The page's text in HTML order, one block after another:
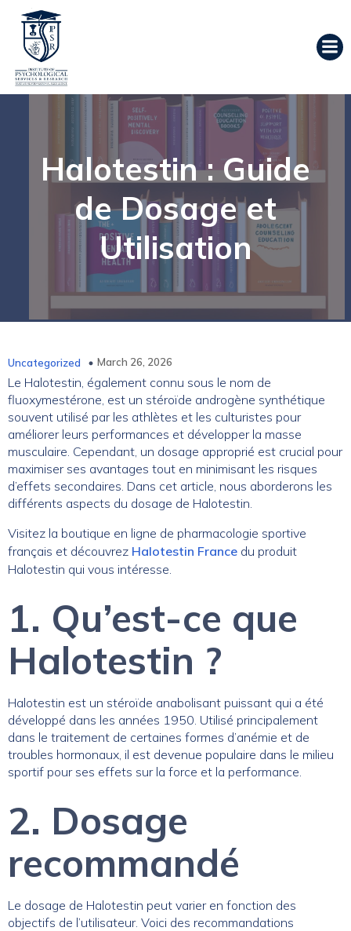
Halotestin : Guide
de Dosage et
Utilisation
Uncategorized March 26, 2026
Le Halotestin, également connu sous le nom de
fluoxymestérone, est un stéroïde androgène synthétique
souvent utilisé par les athlètes et les culturistes pour
améliorer leurs performances et développer la masse
musculaire. Cependant, un dosage approprié est crucial pour
maximiser ses avantages tout en minimisant les risques
d’effets secondaires. Dans cet article, nous aborderons les
différents aspects du dosage de Halotestin.
Visitez la boutique en ligne de pharmacologie sportive
français et découvrez Halotestin France du produit
Halotestin qui vous intéresse.
1. Qu’est-ce que
Halotestin ?
Halotestin est un stéroïde anabolisant puissant qui a été
développé dans les années 1950. Utilisé principalement
dans le traitement de certaines formes d’anémie et de
troubles hormonaux, il est devenue populaire dans le milieu
sportif pour ses effets sur la force et la performance.
2. Dosage
recommandé
Le dosage de Halotestin peut varier en fonction des
objectifs de l’utilisateur. Voici des recommandations